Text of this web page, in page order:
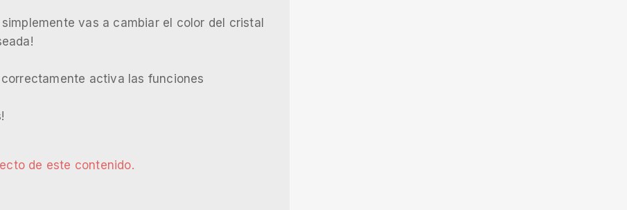
vas a cambiar el color del cristal
activa las funciones
de este contenido.